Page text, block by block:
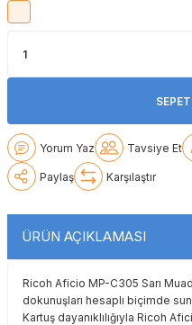
Yorum Yaz Tavsiye Et
Paylaş Karşılaştır
ÜRÜN AÇIKLAMASI
Ricoh Aficio MP-C305 Sarı
dokunuşları hesaplı biçimde
Kartuş dayanıklılığıyla Ricoh